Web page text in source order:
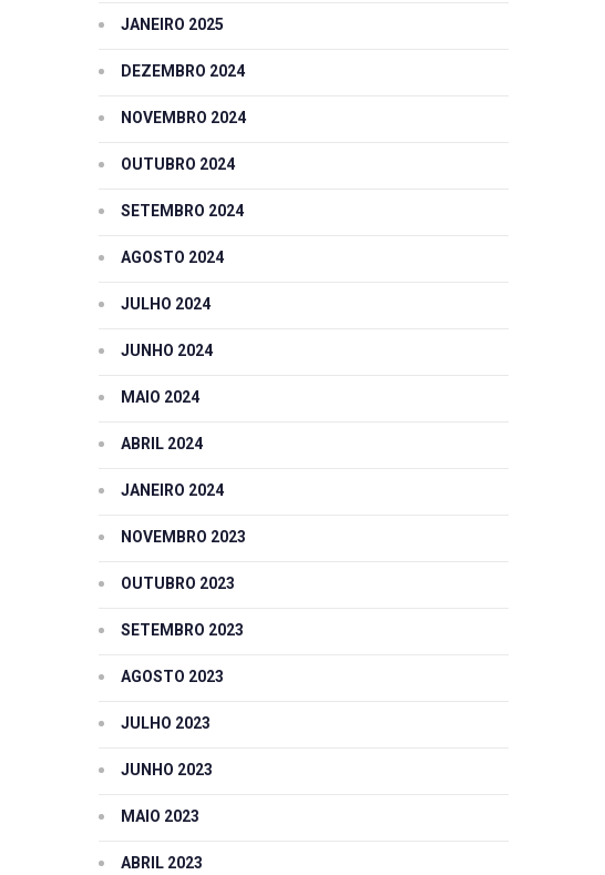
JANEIRO 2025
DEZEMBRO 2024
NOVEMBRO 2024
OUTUBRO 2024
SETEMBRO 2024
AGOSTO 2024
JULHO 2024
JUNHO 2024
MAIO 2024
ABRIL 2024
JANEIRO 2024
NOVEMBRO 2023
OUTUBRO 2023
SETEMBRO 2023
AGOSTO 2023
JULHO 2023
JUNHO 2023
MAIO 2023
ABRIL 2023